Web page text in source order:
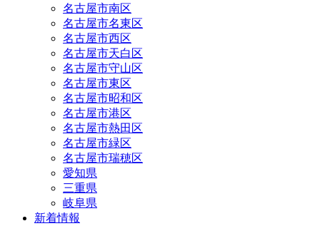
名古屋市南区
名古屋市名東区
名古屋市西区
名古屋市天白区
名古屋市守山区
名古屋市東区
名古屋市昭和区
名古屋市港区
名古屋市熱田区
名古屋市緑区
名古屋市瑞穂区
愛知県
三重県
岐阜県
新着情報